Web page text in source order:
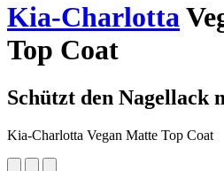
Kia-Charlotta
Top Coat
Schützt den
Kia-Charlotta Vegan Matte Top Coat